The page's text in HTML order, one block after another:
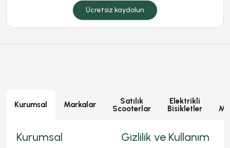
Ücretsiz kaydolun
Kurumsal Markalar
Satılık
Scooterlar
Elektrikli
Bisikletler
Kurumsal Gizlilik ve Kullanım